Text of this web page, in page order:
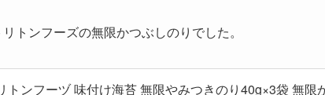
トンフーズの無限かつぶしのりでした。
トンフーヅ 味付け海苔 無限やみつきのり40g×3袋 無限